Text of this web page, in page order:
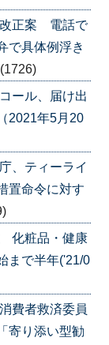
改正案 電話で
で具体例浮き
(1726)
ール、届け出
2021年5月20
、ティーライ
置命令に対す
化粧品・健康
まで半年('21/0
費者救済委員
寄り添い型勧